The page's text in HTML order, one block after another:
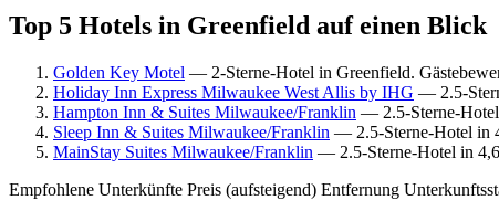
Top 5 Hotels in Greenfield auf einen Blick
Golden Key Motel — 2-Sterne-Hotel in Greenfield.
Holiday Inn Express Milwaukee West Allis by IHG — 2.5-
Hampton Inn & Suites Milwaukee/Franklin — 2.5-Sterne-
Sleep Inn & Suites Milwaukee/Franklin — 2.5-Sterne-Hotel in
MainStay Suites Milwaukee/Franklin — 2.5-Sterne-Hotel in
Empfohlene Unterkünfte Preis (aufsteigend) Entfernung